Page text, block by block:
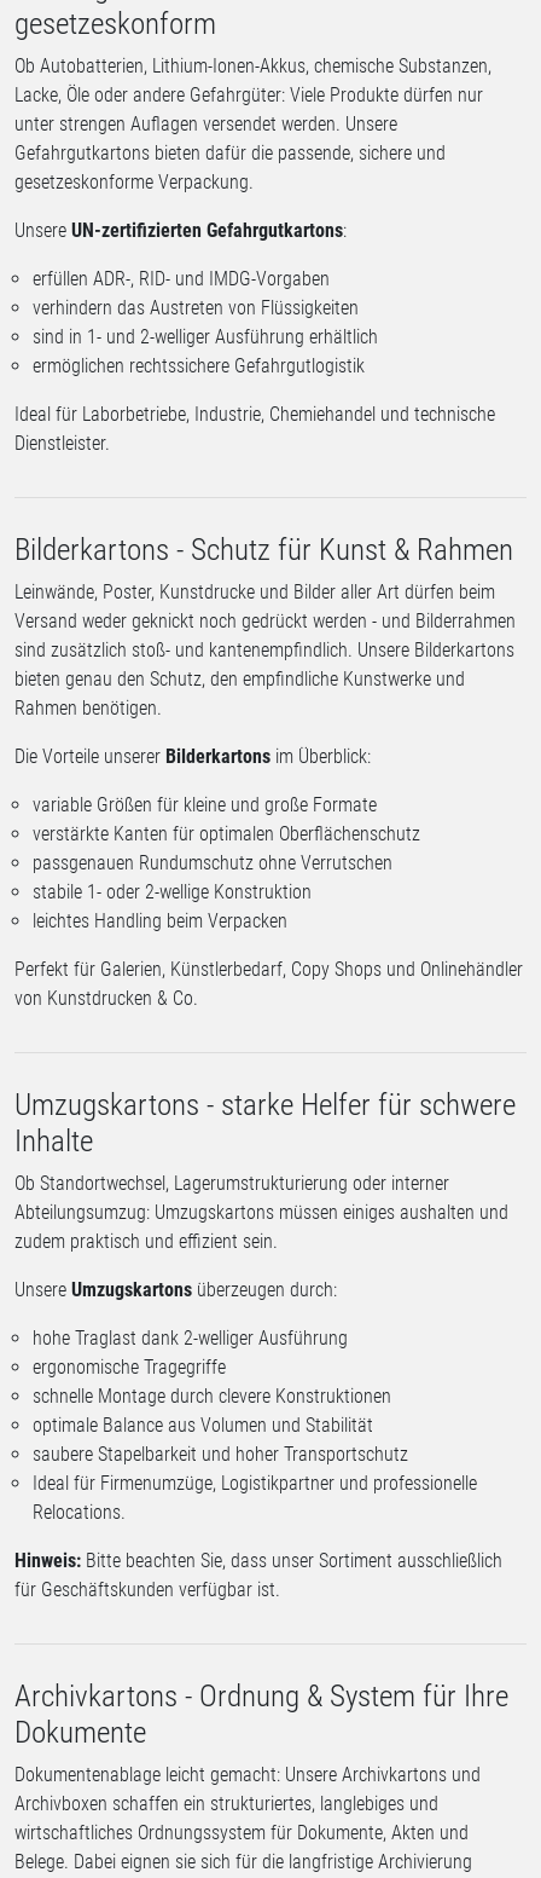
gesetzeskonform
Ob Autobatterien, Lithium-Ionen-Akkus, chemische Substanzen,
Lacke, Öle oder andere Gefahrgüter: Viele Produkte dürfen nur
unter strengen Auflagen versendet werden. Unsere
Gefahrgutkartons bieten dafür die passende, sichere und
gesetzeskonforme Verpackung.
Unsere UN-zertifizierten Gefahrgutkartons:
erfüllen ADR-, RID- und IMDG-Vorgaben
verhindern das Austreten von Flüssigkeiten
sind in 1- und 2-welliger Ausführung erhältlich
ermöglichen rechtssichere Gefahrgutlogistik
Ideal für Laborbetriebe, Industrie, Chemiehandel und technische
Dienstleister.
Bilderkartons - Schutz für Kunst & Rahmen
Leinwände, Poster, Kunstdrucke und Bilder aller Art dürfen beim
Versand weder geknickt noch gedrückt werden - und Bilderrahmen
sind zusätzlich stoß- und kantenempfindlich. Unsere Bilderkartons
bieten genau den Schutz, den empfindliche Kunstwerke und
Rahmen benötigen.
Die Vorteile unserer Bilderkartons im Überblick:
variable Größen für kleine und große Formate
verstärkte Kanten für optimalen Oberflächenschutz
passgenauen Rundumschutz ohne Verrutschen
stabile 1- oder 2-wellige Konstruktion
leichtes Handling beim Verpacken
Perfekt für Galerien, Künstlerbedarf, Copy Shops und Onlinehändler
von Kunstdrucken & Co.
Umzugskartons - starke Helfer für schwere
Inhalte
Ob Standortwechsel, Lagerumstrukturierung oder interner
Abteilungsumzug: Umzugskartons müssen einiges aushalten und
zudem praktisch und effizient sein.
Unsere Umzugskartons überzeugen durch:
hohe Traglast dank 2-welliger Ausführung
ergonomische Tragegriffe
schnelle Montage durch clevere Konstruktionen
optimale Balance aus Volumen und Stabilität
saubere Stapelbarkeit und hoher Transportschutz
Ideal für Firmenumzüge, Logistikpartner und professionelle
Relocations.
Hinweis: Bitte beachten Sie, dass unser Sortiment ausschließlich
für Geschäftskunden verfügbar ist.
Archivkartons - Ordnung & System für Ihre
Dokumente
Dokumentenablage leicht gemacht: Unsere Archivkartons und
Archivboxen schaffen ein strukturiertes, langlebiges und
wirtschaftliches Ordnungssystem für Dokumente, Akten und
Belege. Dabei eignen sie sich für die langfristige Archivierung